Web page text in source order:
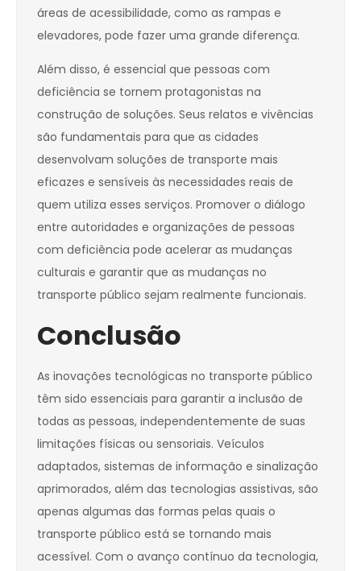
áreas de acessibilidade, como as rampas e
elevadores, pode fazer uma grande diferença.
Além disso, é essencial que pessoas com
deficiência se tornem protagonistas na
construção de soluções. Seus relatos e vivências
são fundamentais para que as cidades
desenvolvam soluções de transporte mais
eficazes e sensíveis às necessidades reais de
quem utiliza esses serviços. Promover o diálogo
entre autoridades e organizações de pessoas
com deficiência pode acelerar as mudanças
culturais e garantir que as mudanças no
transporte público sejam realmente funcionais.
Conclusão
As inovações tecnológicas no transporte público
têm sido essenciais para garantir a inclusão de
todas as pessoas, independentemente de suas
limitações físicas ou sensoriais. Veículos
adaptados, sistemas de informação e sinalização
aprimorados, além das tecnologias assistivas, são
apenas algumas das formas pelas quais o
transporte público está se tornando mais
acessível. Com o avanço contínuo da tecnologia,